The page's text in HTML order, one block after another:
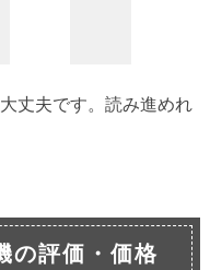
丈夫です。読み進めれ
の評価・価格